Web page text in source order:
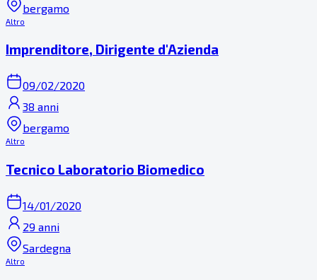
bergamo
Altro
Imprenditore, Dirigente d'Azienda
09/02/2020
38 anni
bergamo
Altro
Tecnico Laboratorio Biomedico
14/01/2020
29 anni
Sardegna
Altro